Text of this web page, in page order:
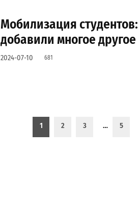
Мобилизация
добавили многое
2024-07-10 681
1 2 3 … 5